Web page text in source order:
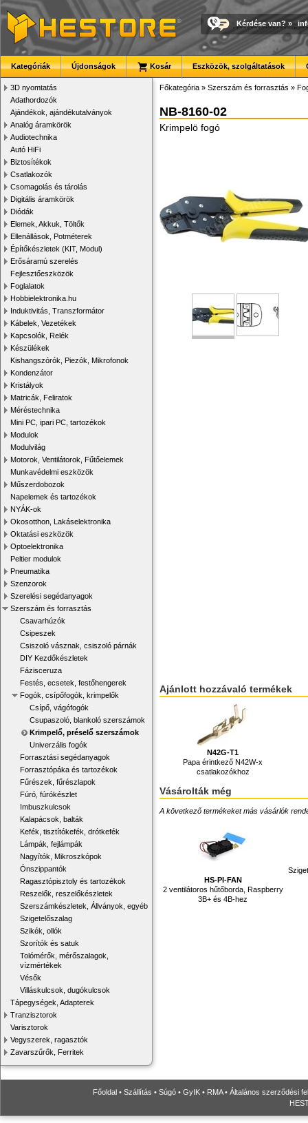
Kérdése van? »
Kategóriák Újdonságok Kosár Eszközök, szolgáltatások
3D nyomtatás
Adathordozók
Ajándékok, ajándékutalványok
Analóg áramkörök
Audiotechnika
Autó HiFi
Biztosítékok
Csatlakozók
Csomagolás és tárolás
Digitális áramkörök
Diódák
Elemek, Akkuk, Töltők
Ellenállások, Potméterek
Építőkészletek (KIT, Modul)
Erősáramú szerelés
Fejlesztőeszközök
Foglalatok
Hobbielektronika.hu
Induktivitás, Transzformátor
Kábelek, Vezetékek
Kapcsolók, Relék
Készülékek
Kishangszórók, Piezók, Mikrofonok
Kondenzátor
Kristályok
Matricák, Feliratok
Méréstechnika
Mini PC, ipari PC, tartozékok
Modulok
Modulvilág
Motorok, Ventilátorok, Fűtőelemek
Munkavédelmi eszközök
Műszerdobozok
Napelemek és tartozékok
NYÁK-ok
Okosotthon, Lakáselektronika
Oktatási eszközök
Optoelektronika
Peltier modulok
Pneumatika
Szenzorok
Szerelési segédanyagok
Szerszám és forrasztás
Csavarhúzók
Csipeszek
Csiszoló vásznak, csiszoló párnák
DIY Kezdőkészletek
Fázisceruza
Festés, ecsetek, festőhengerek
Fogók, csípőfogók, krimpelők
Csípő, vágófogók
Csupaszoló, blankoló szerszámok
Krimpelő, préselő szerszámok
Univerzális fogók
Forrasztási segédanyagok
Forrasztópáka és tartozékok
Fűrészek, fűrészlapok
Fúró, fúrókészlet
Imbuszkulcsok
Kalapácsok, balták
Kefék, tisztítókefék, drótkefék
Lámpák, fejlámpák
Nagyítók, Mikroszkópok
Ónszippantók
Ragasztópisztoly és tartozékok
Reszelők, reszelőkészletek
Szerszámkészletek, Állványok, egyéb
Szigetelőszalag
Szikék, ollók
Szorítók és satuk
Tolómérők, mérőszalagok,
vízmértékek
Vésők
Villáskulcsok, dugókulcsok
Tápegységek, Adapterek
Tranzisztorok
Varisztorok
Vegyszerek, ragasztók
Zavarszűrők, Ferritek
Főkategória » Szerszám és forrasztás »
NB-8160-02
Krimpelö fogó
Ajánlott hozzávaló termékek
N42G-T1
Papa érintkező N42W-x
csatlakozókhoz
Vásárolták még
A következő termékeket más vásárlók
HS-PI-FAN
2 ventilátoros hűtőborda, Raspberry
3B+ és 4B-hez
Főoldal • Szállítás • Súgó • GyIK • RMA• Általános szerződési